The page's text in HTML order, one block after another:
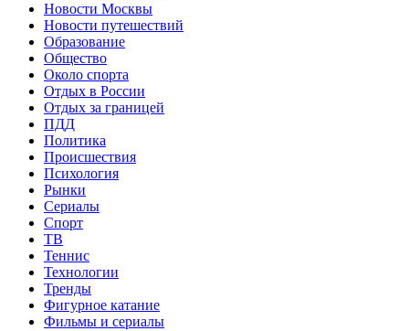
Новости Москвы
Новости путешествий
Образование
Общество
Около спорта
Отдых в России
Отдых за границей
ПДД
Политика
Происшествия
Психология
Рынки
Сериалы
Спорт
ТВ
Теннис
Технологии
Тренды
Фигурное катание
Фильмы и сериалы